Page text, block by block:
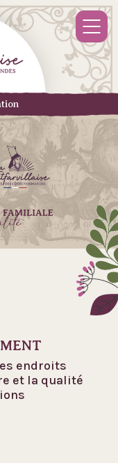
endroits
et la qualité